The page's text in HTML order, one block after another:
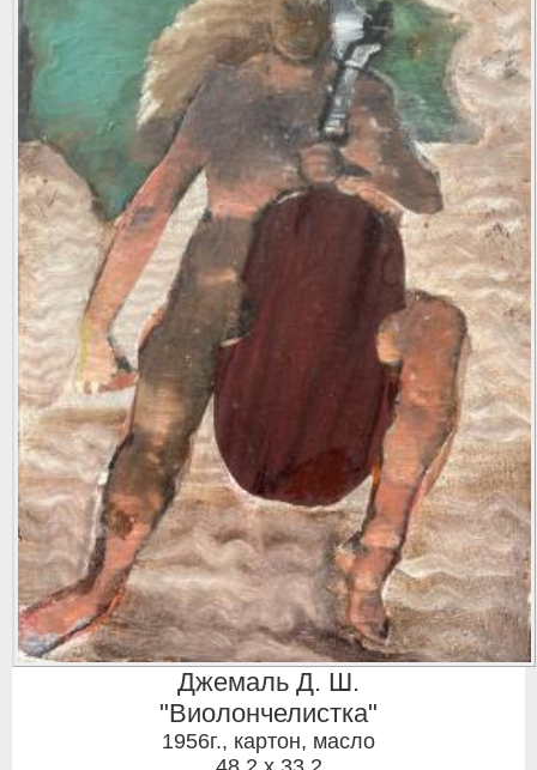
Джемаль Д. Ш.
"Виолончелистка"
1956г., картон, масло